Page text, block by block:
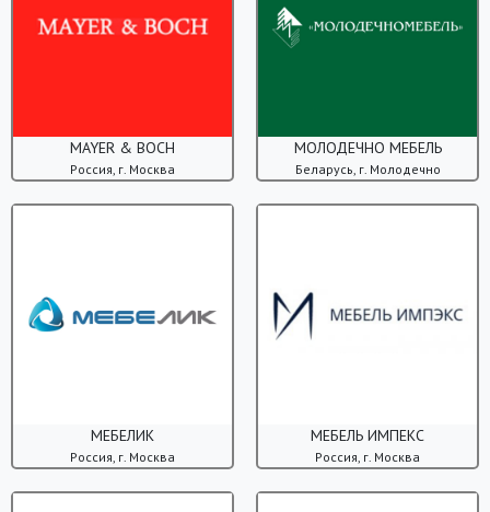
MAYER & BOCH
Россия, г. Москва
МОЛОДЕЧНО МЕБЕЛЬ
Беларусь, г. Молодечно
МЕБЕЛИК
Россия, г. Москва
МЕБЕЛЬ ИМПЕКС
Россия, г. Москва